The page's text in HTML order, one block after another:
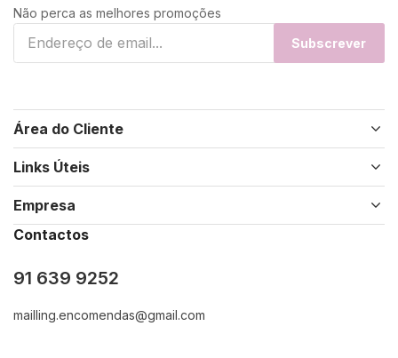
Não perca as melhores promoções
Subscrever
Área do Cliente
Links Úteis
Empresa
Contactos
91 639 9252
mailling.encomendas@gmail.com